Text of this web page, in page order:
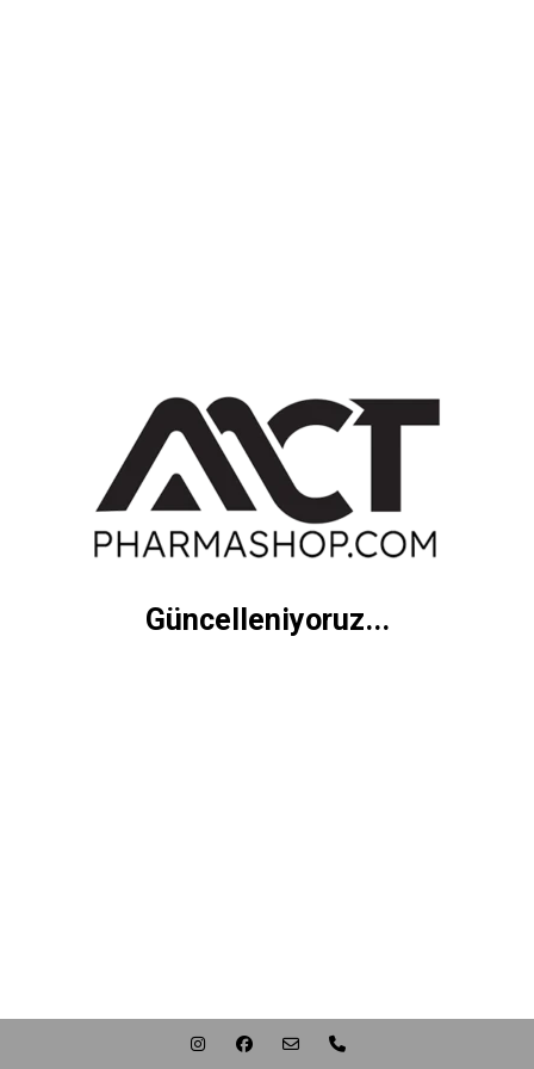
Güncelleniyoruz...